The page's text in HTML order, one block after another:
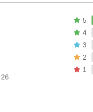
5
4
3
2
1